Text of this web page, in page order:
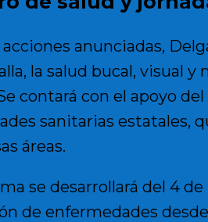
acciones anunciadas,
la salud bucal, visual
contará con el apoyo del
sanitarias estatales,
áreas.
se desarrollará del 4
de enfermedades